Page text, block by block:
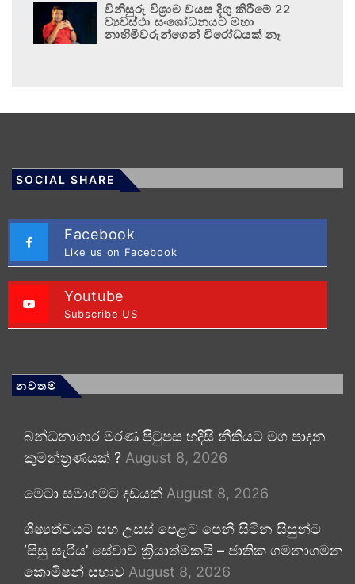
විනිසුරු විශ්‍රාම වයස දිගු කිරීමේ 22
ව්‍යවස්ථා සංශෝධනයට මහා
නාහිමිවරුන්ගෙන් විරෝධයක් නෑ
SOCIAL SHARE
Facebook
Like us on Facebook
Youtube
Subscribe US
නවතම
බන්ධනාගාර මරණ පිටුපස හදිසි නීතියට මග පාදන
කුමන්ත්‍රණයක් ? August 8, 2026
මෙටා සමාගමට දඩයක් August 8, 2026
ශිෂ්‍යත්වයට සහ උසස් පෙළට පෙනී සිටින සිසුන්ට
‘සිසු සැරිය’ සේවාව ක්‍රියාත්මකයි – ජාතික ගමනාගමන
කොමිෂන් සභාව August 8, 2026